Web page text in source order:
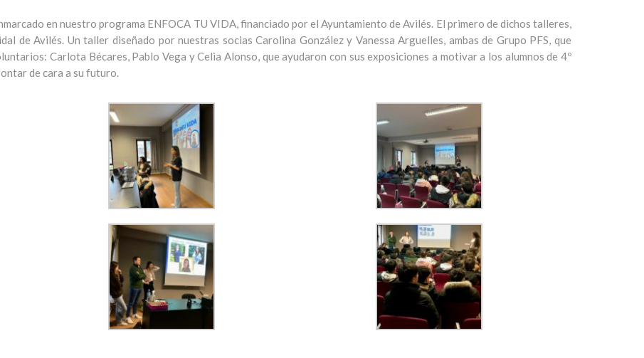
en nuestro programa ENFOCA TU VIDA, financiado por el Ayuntamiento de Avilés. El primero de dichos talleres,
de Avilés. Un taller diseñado por nuestras socias Carolina González y Vanessa Arguelles, ambas de Grupo PFS, que
Carlota Bécares, Pablo Vega y Celia Alonso, que ayudaron con sus exposiciones a motivar a los alumnos de 4º
de cara a su futuro.